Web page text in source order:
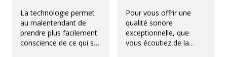
La technologie permet
au malentendant de
prendre plus facilement
conscience de ce qui se
Pour vous offrir une
qualité sonore
exceptionnelle, que
vous écoutiez de la